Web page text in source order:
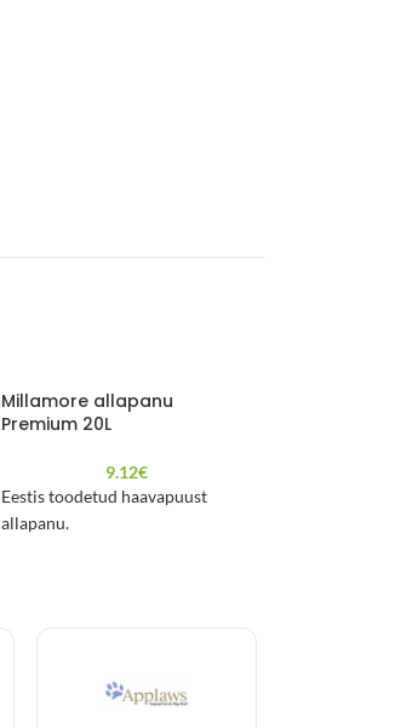
Millamore allapanu
Premium 20L
9.12€
Eestis toodetud haavapuust
allapanu.